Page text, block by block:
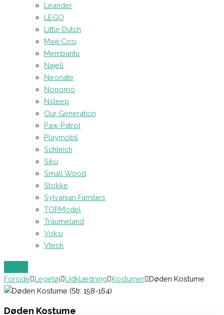
Leander
LEGO
Little Dutch
Maxi Cosi
Membantu
Najell
Neonate
Nonomo
Nsleep
Our Generation
Paw Patrol
Playmobil
Schleich
Siku
Small Wood
Stokke
Sylvanian Families
TOPModel
Träumeland
Voksi
Vtech
Forside Legetøj Udklædning Kostumer Døden Kostume
Døden Kostume